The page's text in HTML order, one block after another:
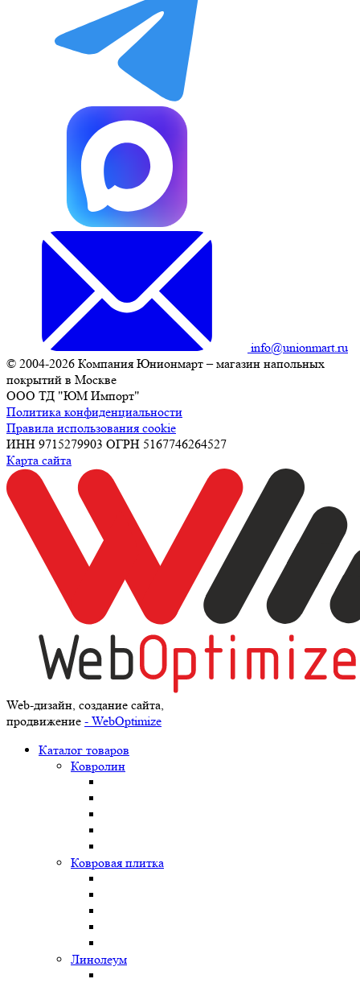
info@unionmart.ru
© 2004-2026 Компания Юнионмарт – магазин напольных
покрытий в Москве
ООО ТД "ЮМ Импорт"
Политика конфиденциальности
Правила использования cookie
ИНН 9715279903 ОГРН 5167746264527
Карта сайта
Web-дизайн, создание сайта,
продвижение - WebOptimize
Каталог товаров
Ковролин
Ковровая плитка
Линолеум